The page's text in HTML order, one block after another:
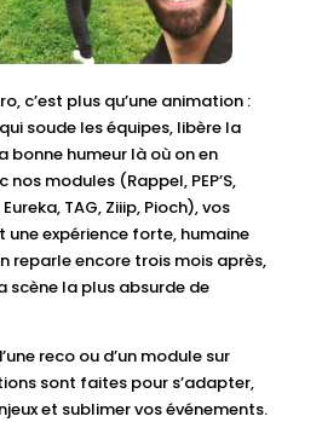
c’est plus qu’une animation :
soude les équipes, libère la
bonne humeur là où on en
modules (Rappel, PEP’S,
TAG, Ziiip, Pioch), vos
expérience forte, humaine
reparle encore trois mois après,
scène la plus absurde de
reco ou d’un module sur
sont faites pour s’adapter,
et sublimer vos événements.